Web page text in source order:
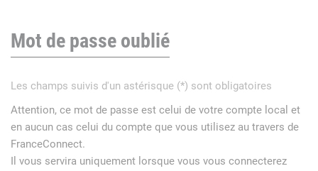
Mot de passe oublié
Les champs suivis d'un astérisque (*) sont obligatoires
Attention, ce mot de passe est celui de votre compte local et
en aucun cas celui du compte que vous utilisez au travers de
FranceConnect.
Il vous servira uniquement lorsque vous vous connecterez